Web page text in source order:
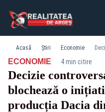
Acasă Știri Economie
ECONOMIE· 4 min citire
Decizie
blochează o
producția Dacia